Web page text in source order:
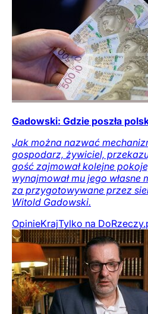
Gadowski: Gdzie poszła
Jak można nazwać
gospodarz, żywiciel,
gość zajmował kolejne
wynajmował mu jego własne
za przygotowywane przez
Witold Gadowski.
OpinieKrajTylko na